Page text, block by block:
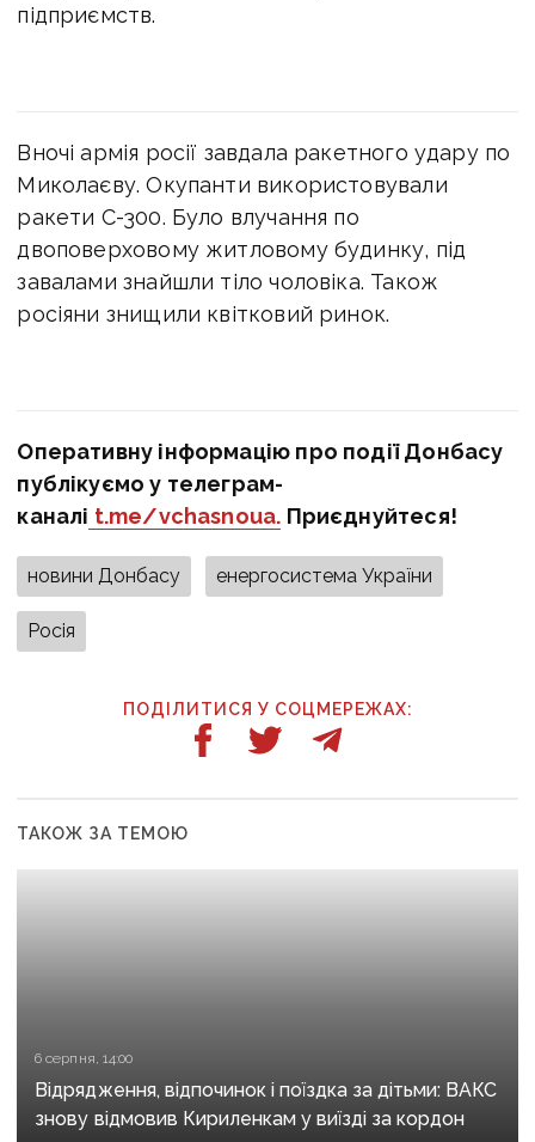
підприємств.
Вночі армія росії завдала ракетного удару по
Миколаєву. Окупанти використовували
ракети С-300. Було влучання по
двоповерховому житловому будинку, під
завалами знайшли тіло чоловіка. Також
росіяни знищили квітковий ринок.
Оперативну інформацію про події Донбасу
публікуємо у телеграм-
каналі t.me/vchasnoua. Приєднуйтеся!
новини Донбасу енергосистема України
Росія
ПОДІЛИТИСЯ У СОЦМЕРЕЖАХ:
ТАКОЖ ЗА ТЕМОЮ
6 серпня, 14:00
Відрядження, відпочинок і поїздка за дітьми: ВАКС
знову відмовив Кириленкам у виїзді за кордон